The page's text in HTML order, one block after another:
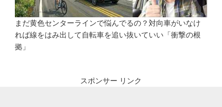
まだ黄色センターラインで悩んでるの？対向車がいなけ
れば線をはみ出して自転車を追い抜いていい「衝撃の根
拠」
スポンサー リンク